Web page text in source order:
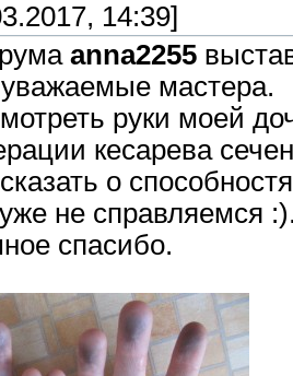
14:39]
anna2255
мастера.
руки моей
кесарева
о
не справляемся
спасибо.